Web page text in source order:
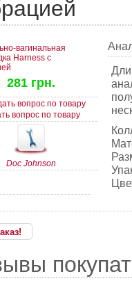
281 грн.
вопрос по товару
Doc Johnson